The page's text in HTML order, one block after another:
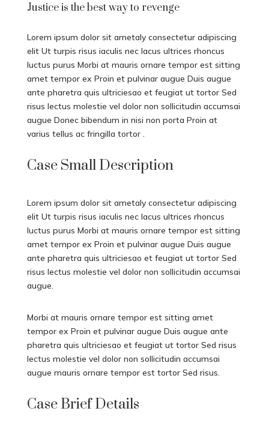
Justice is the best way to revenge
Lorem ipsum dolor sit ametaly consectetur adipiscing
elit Ut turpis risus iaculis nec lacus ultrices rhoncus
luctus purus Morbi at mauris ornare tempor est sitting
amet tempor ex Proin et pulvinar augue Duis augue
ante pharetra quis ultriciesao et feugiat ut tortor Sed
risus lectus molestie vel dolor non sollicitudin accumsai
augue Donec bibendum in nisi non porta Proin at
varius tellus ac fringilla tortor .
Case Small Description
Lorem ipsum dolor sit ametaly consectetur adipiscing
elit Ut turpis risus iaculis nec lacus ultrices rhoncus
luctus purus Morbi at mauris ornare tempor est sitting
amet tempor ex Proin et pulvinar augue Duis augue
ante pharetra quis ultriciesao et feugiat ut tortor Sed
risus lectus molestie vel dolor non sollicitudin accumsai
augue.
Morbi at mauris ornare tempor est sitting amet
tempor ex Proin et pulvinar augue Duis augue ante
pharetra quis ultriciesao et feugiat ut tortor Sed risus
lectus molestie vel dolor non sollicitudin accumsai
augue mauris ornare tempor est tortor Sed risus.
Case Brief Details